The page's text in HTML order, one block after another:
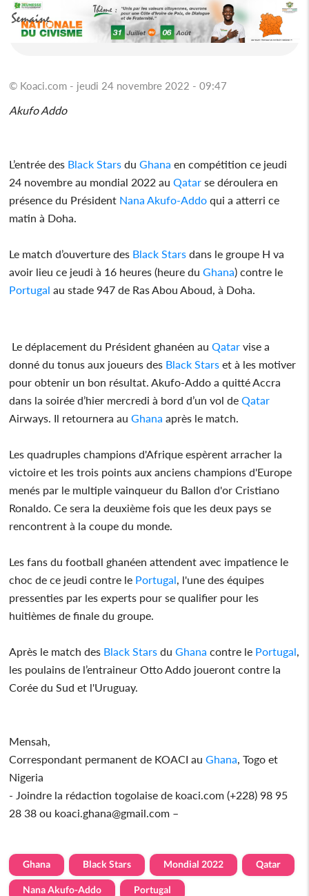
© Koaci.com - jeudi 24 novembre 2022 - 09:47
Akufo Addo
L’entrée des Black Stars duGhana en compétition ce jeudi
24 novembre au mondial 2022 au Qatar se déroulera en
présence du Président Nana Akufo-Addo qui a atterri ce
matin à Doha.
Le match d’ouverture des Black Stars dans le groupe H va
avoir lieu ce jeudi à 16 heures (heure duGhana) contre le
Portugal au stade 947 de Ras Abou Aboud, à Doha.
Le déplacement du Président ghanéen au Qatar vise a
donné du tonus aux joueurs des Black Stars et à les motiver
pour obtenir un bon résultat. Akufo-Addo a quitté Accra
dans la soirée d’hier mercredi à bord d’un vol de Qatar
Airways. Il retournera auGhana après le match.
Les quadruples champions d'Afrique espèrent arracher la
victoire et les trois points aux anciens champions d'Europe
menés par le multiple vainqueur du Ballon d'or Cristiano
Ronaldo. Ce sera la deuxième fois que les deux pays se
rencontrent à la coupe du monde.
Les fans du football ghanéen attendent avec impatience le
choc de ce jeudi contre le Portugal, l'une des équipes
pressenties par les experts pour se qualifier pour les
huitièmes de finale du groupe.
Après le match des Black Stars duGhana contre le Portugal,
les poulains de l’entraineur Otto Addo joueront contre la
Corée du Sud et l'Uruguay.
Mensah,
Correspondant permanent de KOACI auGhana, Togo et
Nigeria
- Joindre la rédaction togolaise de koaci.com (+228) 98 95
28 38 ou koaci.ghana@gmail.com –
Ghana Black Stars Mondial 2022 Qatar
Nana Akufo-Addo Portugal